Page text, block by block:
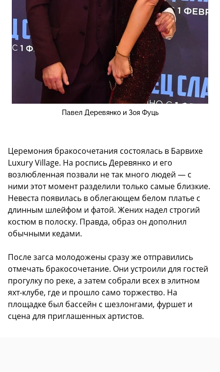
Павел Деревянко и Зоя Фуць
Церемония бракосочетания состоялась в Барвихе
Luxury Village. На роспись Деревянко и его
возлюбленная позвали не так много людей — с
ними этот момент разделили только самые близкие.
Невеста появилась в облегающем белом платье с
длинным шлейфом и фатой. Жених надел строгий
костюм в полоску. Правда, образ он дополнил
обычными кедами.
После загса молодожены сразу же отправились
отмечать бракосочетание. Они устроили для гостей
прогулку по реке, а затем собрали всех в элитном
яхт-клубе, где и прошло само торжество. На
площадке был бассейн с шезлонгами, фуршет и
сцена для приглашенных артистов.